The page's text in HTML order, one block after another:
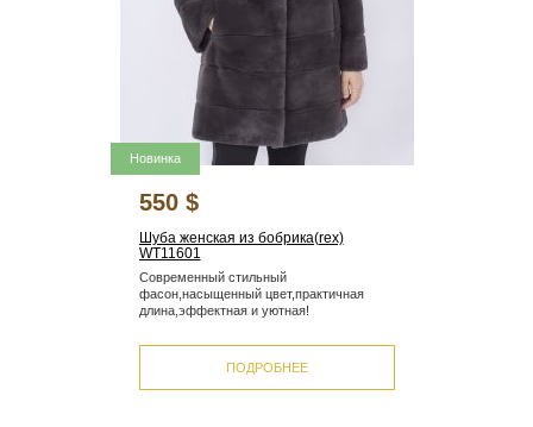
Новинка
550 $
Шуба женская из бобрика(rex)
WT11601
Современный стильный
фасон,насыщенный цвет,практичная
длина,эффектная и уютная!
ПОДРОБНЕЕ